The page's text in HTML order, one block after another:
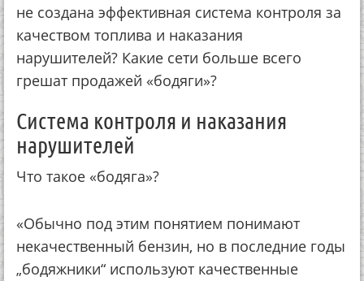
не создана эффективная система контроля за
качеством топлива и наказания
нарушителей? Какие сети больше всего
грешат продажей «бодяги»?
Система контроля и наказания
нарушителей
Что такое «бодяга»?
«Обычно под этим понятием понимают
некачественный бензин, но в последние годы
„бодяжники“ используют качественные